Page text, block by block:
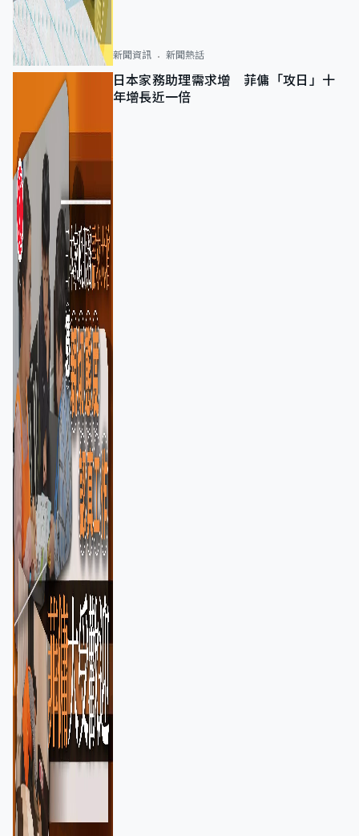
新聞資訊 新聞熱話
日本家務助理需求增 菲傭「攻日」十
年增長近一倍